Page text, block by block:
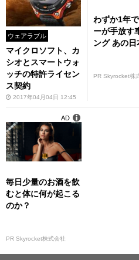
ウェアラブル
マイクロソフト、カ
シオとスマートウォ
ッチの特許ライセン
ス契約
2017年04月04日 12:45
わずか1年
ーが手放す
ング あの日
PR Skyrocket株
毎日少量のお酒を飲
むと体に何が起こる
のか？
PR Skyrocket株式会社
AD